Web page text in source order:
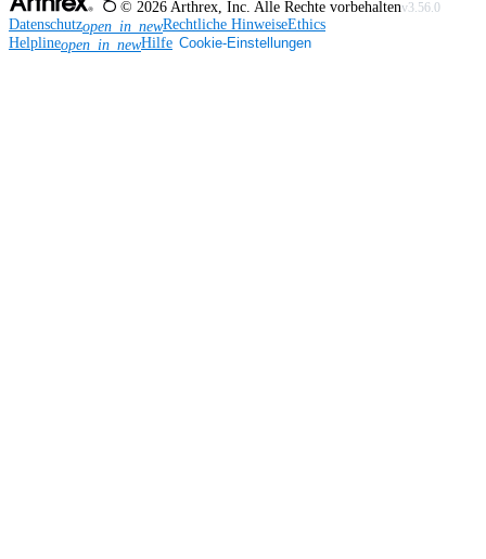
© 2026 Arthrex, Inc. Alle Rechte vorbehaltenv3.56.0
Datenschutzopen_in_newRechtliche HinweiseEthics
Helplineopen_in_newHilfe Cookie-Einstellungen